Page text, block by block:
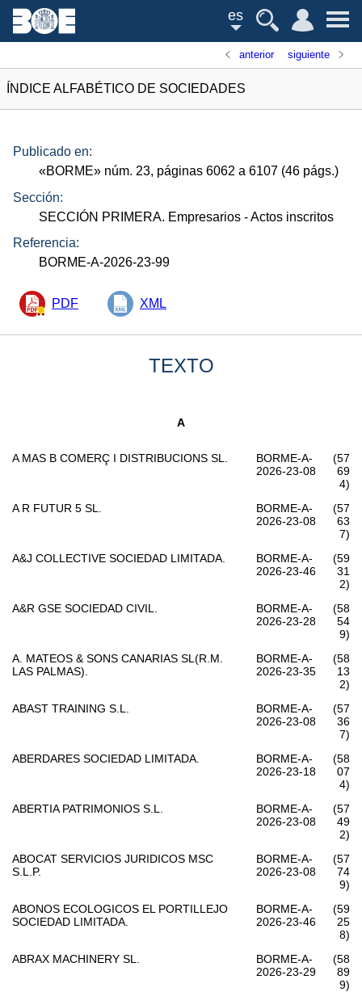
es
anterior siguiente
ÍNDICE ALFABÉTICO DE SOCIEDADES
Publicado en:
«BORME» núm. 23, páginas 6062 a 6107 (46 págs.)
Sección:
SECCIÓN PRIMERA. Empresarios - Actos inscritos
Referencia:
BORME-A-2026-23-99
PDF XML
TEXTO
A
A MAS B COMERÇ I DISTRIBUCIONS SL.
BORME-A-
2026-23-08
(57
69
4)
A R FUTUR 5 SL.
BORME-A-
2026-23-08
(57
63
7)
A&J COLLECTIVE SOCIEDAD LIMITADA.
BORME-A-
2026-23-46
(59
31
2)
A&R GSE SOCIEDAD CIVIL.
BORME-A-
2026-23-28
(58
54
9)
A. MATEOS & SONS CANARIAS SL(R.M.
LAS PALMAS).
BORME-A-
2026-23-35
(58
13
2)
ABAST TRAINING S.L.
BORME-A-
2026-23-08
(57
36
7)
ABERDARES SOCIEDAD LIMITADA.
BORME-A-
2026-23-18
(58
07
4)
ABERTIA PATRIMONIOS S.L.
BORME-A-
2026-23-08
(57
49
2)
ABOCAT SERVICIOS JURIDICOS MSC
S.L.P.
BORME-A-
2026-23-08
(57
74
9)
ABONOS ECOLOGICOS EL PORTILLEJO
SOCIEDAD LIMITADA.
BORME-A-
2026-23-46
(59
25
8)
ABRAX MACHINERY SL.
BORME-A-
2026-23-29
(58
89
9)